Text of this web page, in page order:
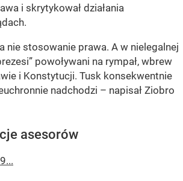
i skrytykował działania
nie stosowanie prawa. A w nielegalnej
powoływani na rympał, wbrew
i Konstytucji. Tusk konsekwentnie
nadchodzi – napisał Ziobro
asesorów